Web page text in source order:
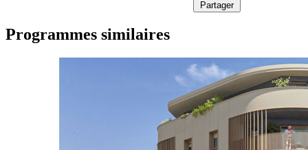
Partager
Programmes similaires